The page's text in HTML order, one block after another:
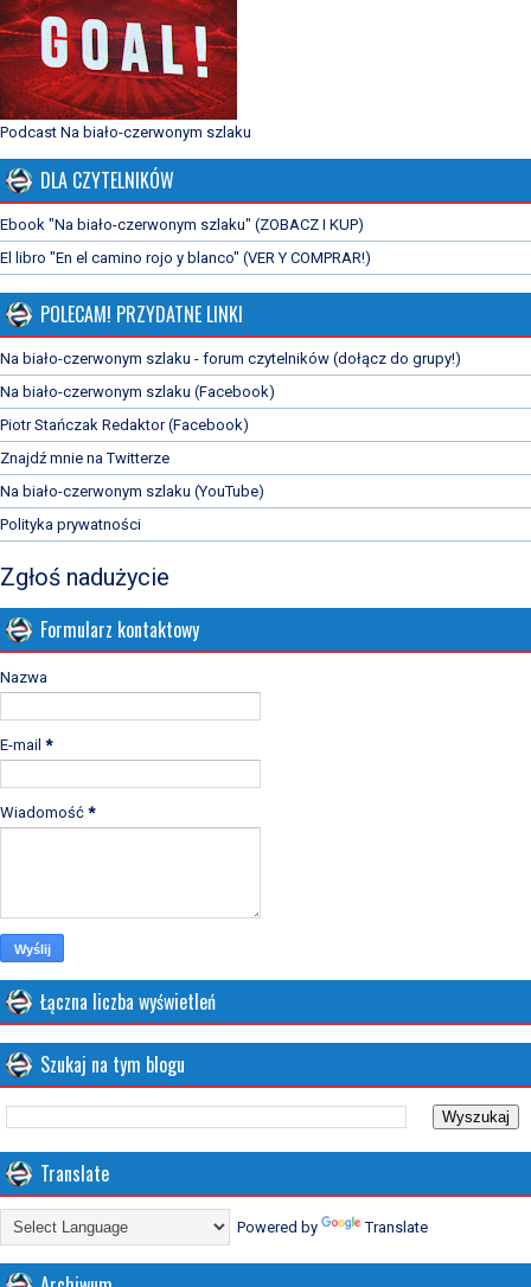
Podcast Na biało-czerwonym szlaku
DLA CZYTELNIKÓW
Ebook "Na biało-czerwonym szlaku" (ZOBACZ I KUP)
El libro "En el camino rojo y blanco" (VER Y COMPRAR!)
POLECAM! PRZYDATNE LINKI
Na biało-czerwonym szlaku - forum czytelników (dołącz do grupy!)
Na biało-czerwonym szlaku (Facebook)
Piotr Stańczak Redaktor (Facebook)
Znajdź mnie na Twitterze
Na biało-czerwonym szlaku (YouTube)
Polityka prywatności
Zgłoś nadużycie
Formularz kontaktowy
Nazwa
E-mail *
Wiadomość *
Łączna liczba wyświetleń
Szukaj na tym blogu
Translate
Powered by Translate